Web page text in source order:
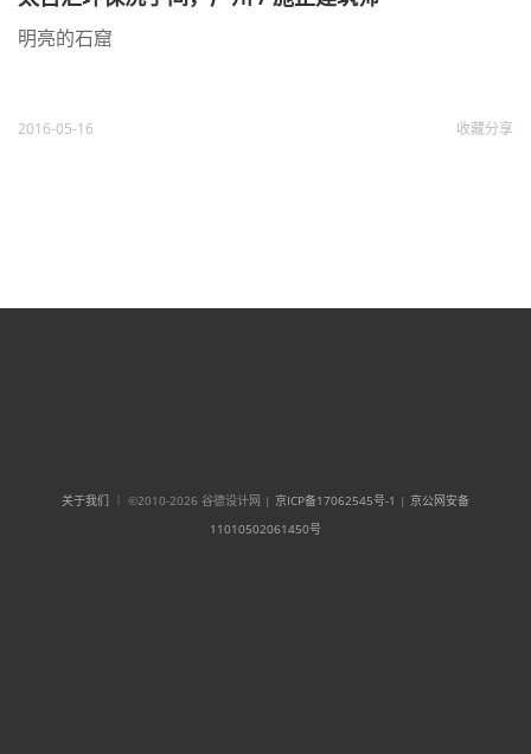
明亮的石窟
2016-05-16 收藏分享
关于我们 ｜ ©2010-2026 谷德设计网 | 京ICP备17062545号-1 | 京公网安备
11010502061450号